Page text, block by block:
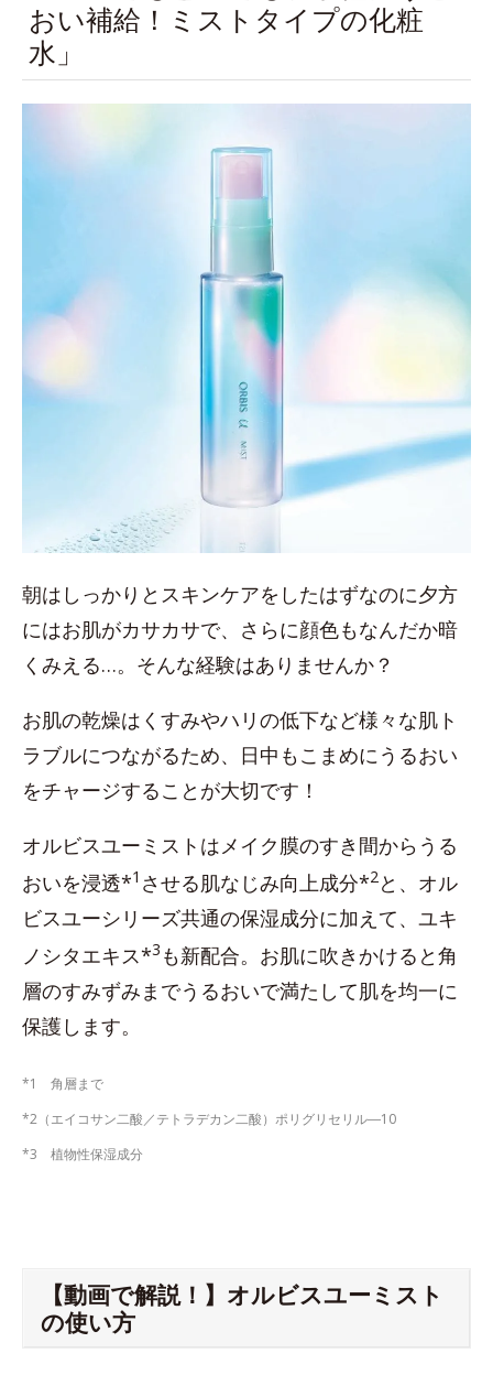
おい補給！ミストタイプの化粧
水」
朝はしっかりとスキンケアをしたはずなのに夕方
にはお肌がカサカサで、さらに顔色もなんだか暗
くみえる…。そんな経験はありませんか？
お肌の乾燥はくすみやハリの低下など様々な肌ト
ラブルにつながるため、日中もこまめにうるおい
をチャージすることが大切です！
オルビスユーミストはメイク膜のすき間からうる
おいを浸透*1 させる肌なじみ向上成分*2と、オル
ビスユーシリーズ共通の保湿成分に加えて、ユキ
ノシタエキス*3 も新配合。お肌に吹きかけると角
層のすみずみまでうるおいで満たして肌を均一に
保護します。
*1 角層まで
*2（エイコサン二酸／テトラデカン二酸）ポリグリセリル―10
*3 植物性保湿成分
【動画で解説！】オルビスユーミスト
の使い方